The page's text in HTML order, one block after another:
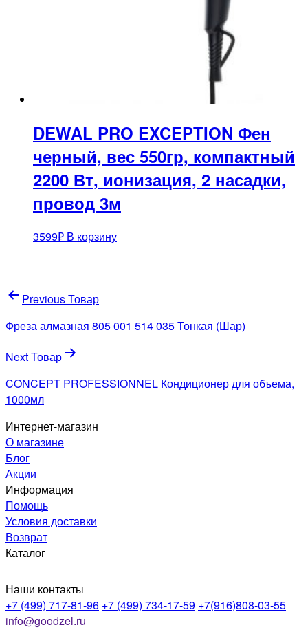
DEWAL PRO EXCEPTION Фен
черный, вес 550гр, компактный
2200 Вт, ионизация, 2 насадки,
провод 3м
3599₽ В корзину
Навигация
по
записям
Previous Товар
Фреза алмазная 805 001 514 035 Тонкая (Шар)
Next Товар
CONCEPT PROFESSIONNEL Кондиционер для объема,
1000мл
Интернет-магазин
О магазине
Блог
Акции
Информация
Помощь
Условия доставки
Возврат
Каталог
Наши контакты
+7 (499) 717-81-96 +7 (499) 734-17-59 +7(916)808-03-55
info@goodzel.ru